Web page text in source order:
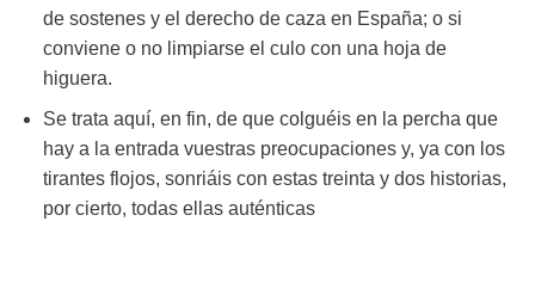
de sostenes y el derecho de caza en España; o si
conviene o no limpiarse el culo con una hoja de
higuera.
Se trata aquí, en fin, de que colguéis en la percha que
hay a la entrada vuestras preocupaciones y, ya con los
tirantes flojos, sonriáis con estas treinta y dos historias,
por cierto, todas ellas auténticas